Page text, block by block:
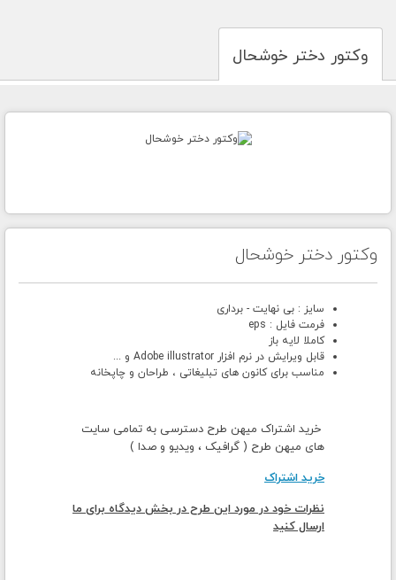
وکتور دختر خوشحال
وکتور دختر خوشحال
سایز : بی نهایت - برداری
فرمت فایل : eps
کاملا لایه باز
قابل ویرایش در نرم افزار Adobe illustrator و ...
مناسب برای کانون های تبلیغاتی ، طراحان و چاپخانه
خرید اشتراک میهن طرح دسترسی به تمامی سایت
های میهن طرح ( گرافیک ، ویدیو و صدا )
خرید اشتراک
نظرات خود در مورد این طرح در بخش دیدگاه برای ما
ارسال کنید